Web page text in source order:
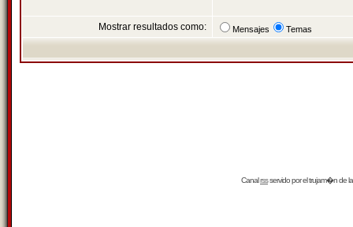
Mostrar resultados como: Mensajes Temas
Canalrssservido por eltrujam�nde